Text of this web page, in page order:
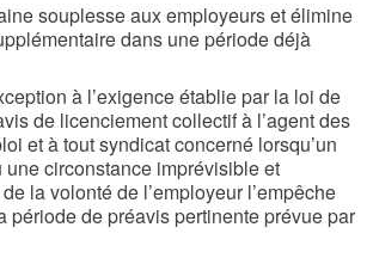
souplesse aux employeurs et élimine
dans une période déjà
à l’exigence établie par la loi de
de licenciement collectif à l’agent des
et à tout syndicat concerné lorsqu’un
une circonstance imprévisible et
la volonté de l’employeur l’empêche
période de préavis pertinente prévue par